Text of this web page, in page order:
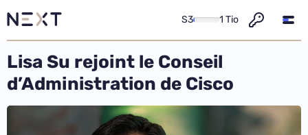
S3 1 Tio
Lisa Su rejoint le Conseil
d’Administration de Cisco